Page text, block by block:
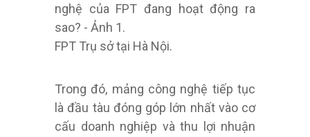
FPT Trụ sở tại Hà Nội.
Trong đó, mảng công nghệ tiếp tục
là đầu tàu đóng góp lớn nhất vào cơ
cấu doanh nghiệp và thu lợi nhuận